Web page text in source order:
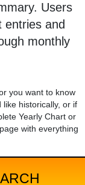
Users
entries and
monthly
you want to know
historically, or if
Yearly Chart or
with everything